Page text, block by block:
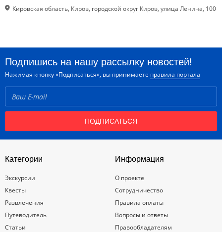
Кировская область, Киров, городской округ Киров, улица Ленина, 100
Подпишись на нашу рассылку новостей!
Нажимая кнопку «Подписаться», вы принимаете правила портала
ПОДПИСАТЬСЯ
Категории
Экскурсии
Квесты
Развлечения
Путеводитель
Статьи
Информация
О проекте
Сотрудничество
Правила оплаты
Вопросы и ответы
Правообладателям